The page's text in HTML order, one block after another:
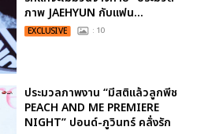
ภาพ JAEHYUN กับแฟน...
EXCLUSIVE : 10
ประมวลภาพงาน “มีสติแล้วลูกพีช
PEACH AND ME PREMIERE
NIGHT” ปอนด์-ภูวินทร์ คลั่งรัก